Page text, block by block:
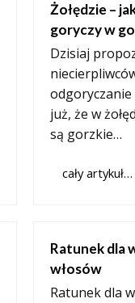
Żołędzie –
goryczy w
Dzisiaj
odgoryczanie
już, że w
są gorzkie…
cały artykuł…
Ratunek dla
włosów
Ratunek dla